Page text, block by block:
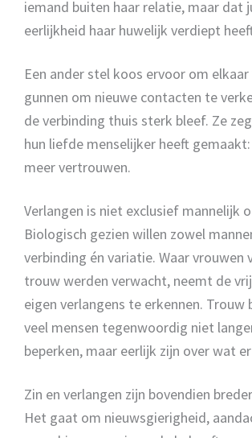
iemand buiten haar relatie, maar dat
eerlijkheid haar huwelijk verdiept
Een ander stel koos ervoor om
gunnen om nieuwe contacten te
de verbinding thuis sterk bleef. Ze
hun liefde menselijker heeft
meer vertrouwen.
Verlangen is niet exclusief mannelijk
Biologisch gezien willen zowel
verbinding én variatie. Waar vrouwen
trouw werden verwacht, neemt de
eigen verlangens te erkennen.
veel mensen tegenwoordig niet
beperken, maar eerlijk zijn over wat
Zin en verlangen zijn bovendien
Het gaat om nieuwsgierigheid,